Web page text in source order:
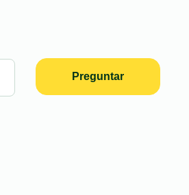
Preguntar